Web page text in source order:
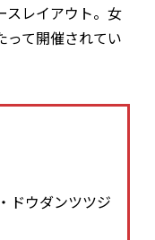
スレイアウト。女
って開催されてい
ドウダンツツジ